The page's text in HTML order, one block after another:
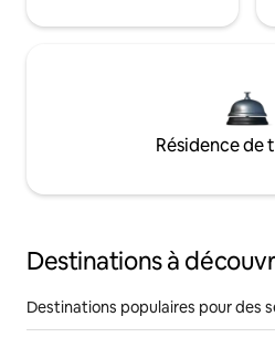
Résidence de
Destinations à
Destinations populaires pour des